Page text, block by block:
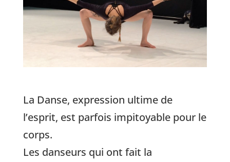
La Danse, expression ultime de
l’esprit, est parfois impitoyable pour le
corps.
Les danseurs qui ont fait la